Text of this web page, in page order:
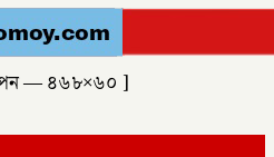
— ৪৬৮×৬০ ]